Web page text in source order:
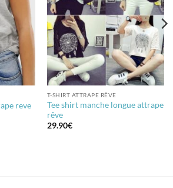
reve
T-SHIRT ATTRAPE RÊVE
Tee shirt manche longue attrape
rêve
29.90€